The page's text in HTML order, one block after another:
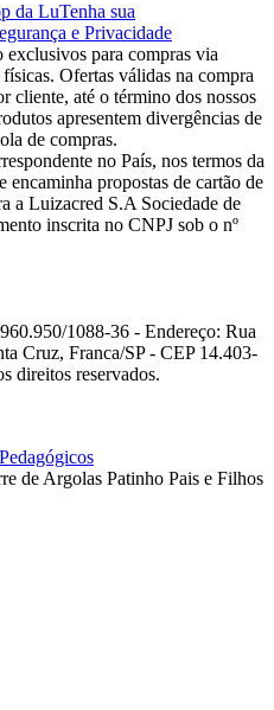
da LuTenha sua
e Privacidade
exclusivos para compras via
Ofertas válidas na compra
cliente, até o término dos nossos
apresentem divergências de
de compras.
no País, nos termos da
propostas de cartão de
a Luizacred S.A Sociedade de
inscrita no CNPJ sob o nº
1088-36 - Endereço: Rua
Cruz, Franca/SP - CEP 14.403-
direitos reservados.
de Argolas Patinho Pais e Filhos